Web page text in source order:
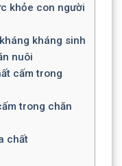
khỏe con người
kháng sinh
nuôi
cấm trong
trong chăn
chất